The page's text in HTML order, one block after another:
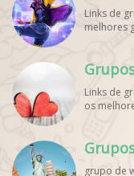
Links de
melhores
Links de
os
grupo de